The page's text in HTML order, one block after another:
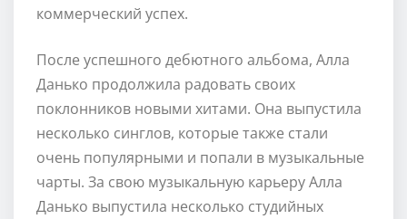
коммерческий успех.
После успешного дебютного альбома, Алла
Данько продолжила радовать своих
поклонников новыми хитами. Она выпустила
несколько синглов, которые также стали
очень популярными и попали в музыкальные
чарты. За свою музыкальную карьеру Алла
Данько выпустила несколько студийных